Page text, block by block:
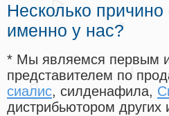
Несколько
именно у нас?
* Мы являемся первым и
представителем по
сиалис, силденафила,
дистрибьютором других